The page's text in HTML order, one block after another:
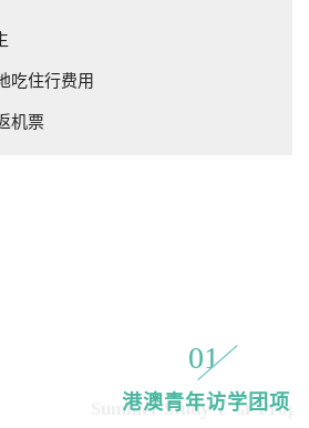
吃住行费用
机票
01
港澳青年访学团项
Summer Study Tour